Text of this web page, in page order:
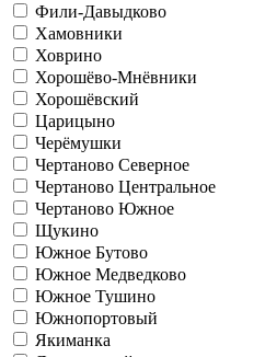
Фили-Давыдково
Хамовники
Ховрино
Хорошёво-Мнёвники
Хорошёвский
Царицыно
Черёмушки
Чертаново Северное
Чертаново Центральное
Чертаново Южное
Щукино
Южное Бутово
Южное Медведково
Южное Тушино
Южнопортовый
Якиманка